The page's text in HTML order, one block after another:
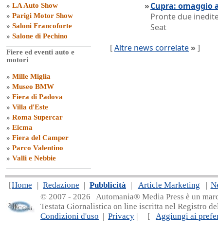
» LA Auto Show
» Parigi Motor Show
» Saloni Francoforte
» Salone di Pechino
Fiere ed eventi auto e
motori
» Mille Miglia
» Museo BMW
» Fiera di Padova
» Villa d'Este
» Roma Supercar
» Eicma
» Fiera del Camper
» Parco Valentino
» Valli e Nebbie
»Cupra: omaggio
Pronte due
Seat
[Altre news correlate » ]
[Home | Redazione | Pubblicità | Article Marketing |
© 2007 - 2026 Automania® Media Press è un
Testata Giornalistica on line iscritta nel Registro
Condizioni d'uso | Privacy | [ Aggiungi ai